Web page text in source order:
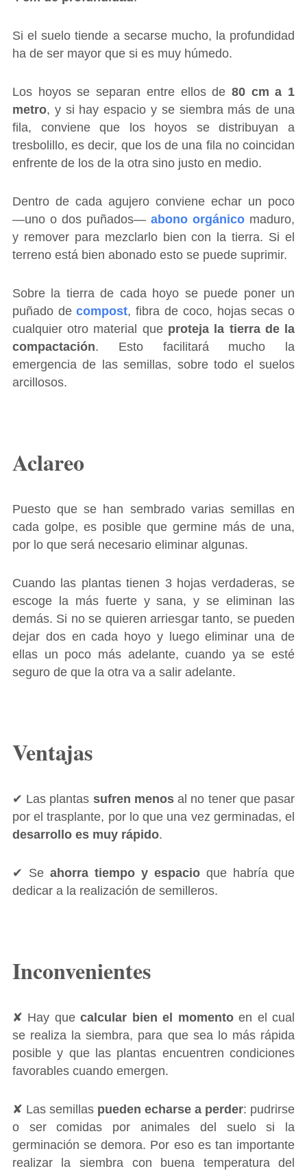
Si el suelo tiende a secarse mucho, la profundidad
ha de ser mayor que si es muy húmedo.
Los hoyos se separan entre ellos de 80 cm a 1
metro, y si hay espacio y se siembra más de una
fila, conviene que los hoyos se distribuyan a
tresbolillo, es decir, que los de una fila no coincidan
enfrente de los de la otra sino justo en medio.
Dentro de cada agujero conviene echar un poco
―uno o dos puñados―abono orgánico maduro,
y remover para mezclarlo bien con la tierra. Si el
terreno está bien abonado esto se puede suprimir.
Sobre la tierra de cada hoyo se puede poner un
puñado decompost, fibra de coco, hojas secas o
cualquier otro material que proteja la tierra de la
compactación. Esto facilitará mucho la
emergencia de las semillas, sobre todo el suelos
arcillosos.
Aclareo
Puesto que se han sembrado varias semillas en
cada golpe, es posible que germine más de una,
por lo que será necesario eliminar algunas.
Cuando las plantas tienen 3 hojas verdaderas, se
escoge la más fuerte y sana, y se eliminan las
demás. Si no se quieren arriesgar tanto, se pueden
dejar dos en cada hoyo y luego eliminar una de
ellas un poco más adelante, cuando ya se esté
seguro de que la otra va a salir adelante.
Ventajas
✔ Las plantas sufren menosal no tener que pasar
por el trasplante, por lo que una vez germinadas, el
desarrollo es muy rápido.
✔ Se ahorra tiempo y espacio que habría que
dedicar a la realización de semilleros.
Inconvenientes
✘ Hay quecalcular bien el momentoen el cual
se realiza la siembra, para que sea lo más rápida
posible y que las plantas encuentren condiciones
favorables cuando emergen.
✘ Las semillas pueden echarse a perder: pudrirse
o ser comidas por animales del suelo si la
germinación se demora. Por eso es tan importante
realizar la siembra con buena temperatura del